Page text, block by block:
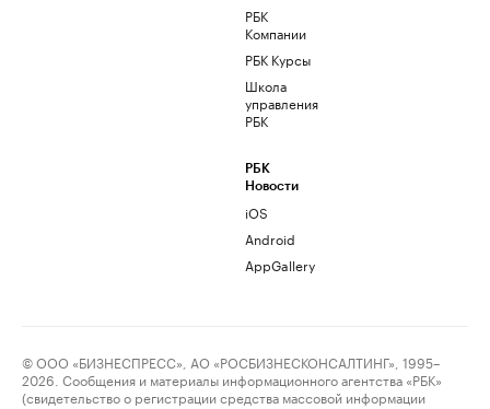
РБК
Компании
РБК Курсы
Школа
управления
РБК
РБК
Новости
iOS
Android
AppGallery
© ООО «БИЗНЕСПРЕСС», АО «РОСБИЗНЕСКОНСАЛТИНГ», 1995–
2026. Сообщения и материалы информационного агентства «РБК»
(свидетельство о регистрации средства массовой информации